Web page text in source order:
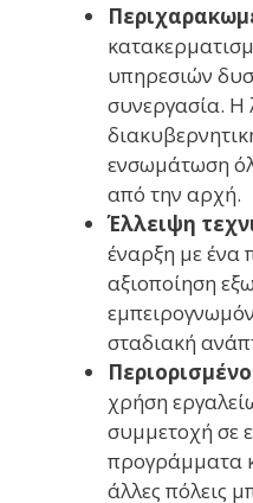
υπηρεσιών
συνεργασία. Η
ενσωμάτωση
από την αρχή.
Έλλειψη
έναρξη με ένα
αξιοποίηση
σταδιακή
χρήση
συμμετοχή σε
προγράμματα
άλλες πόλεις